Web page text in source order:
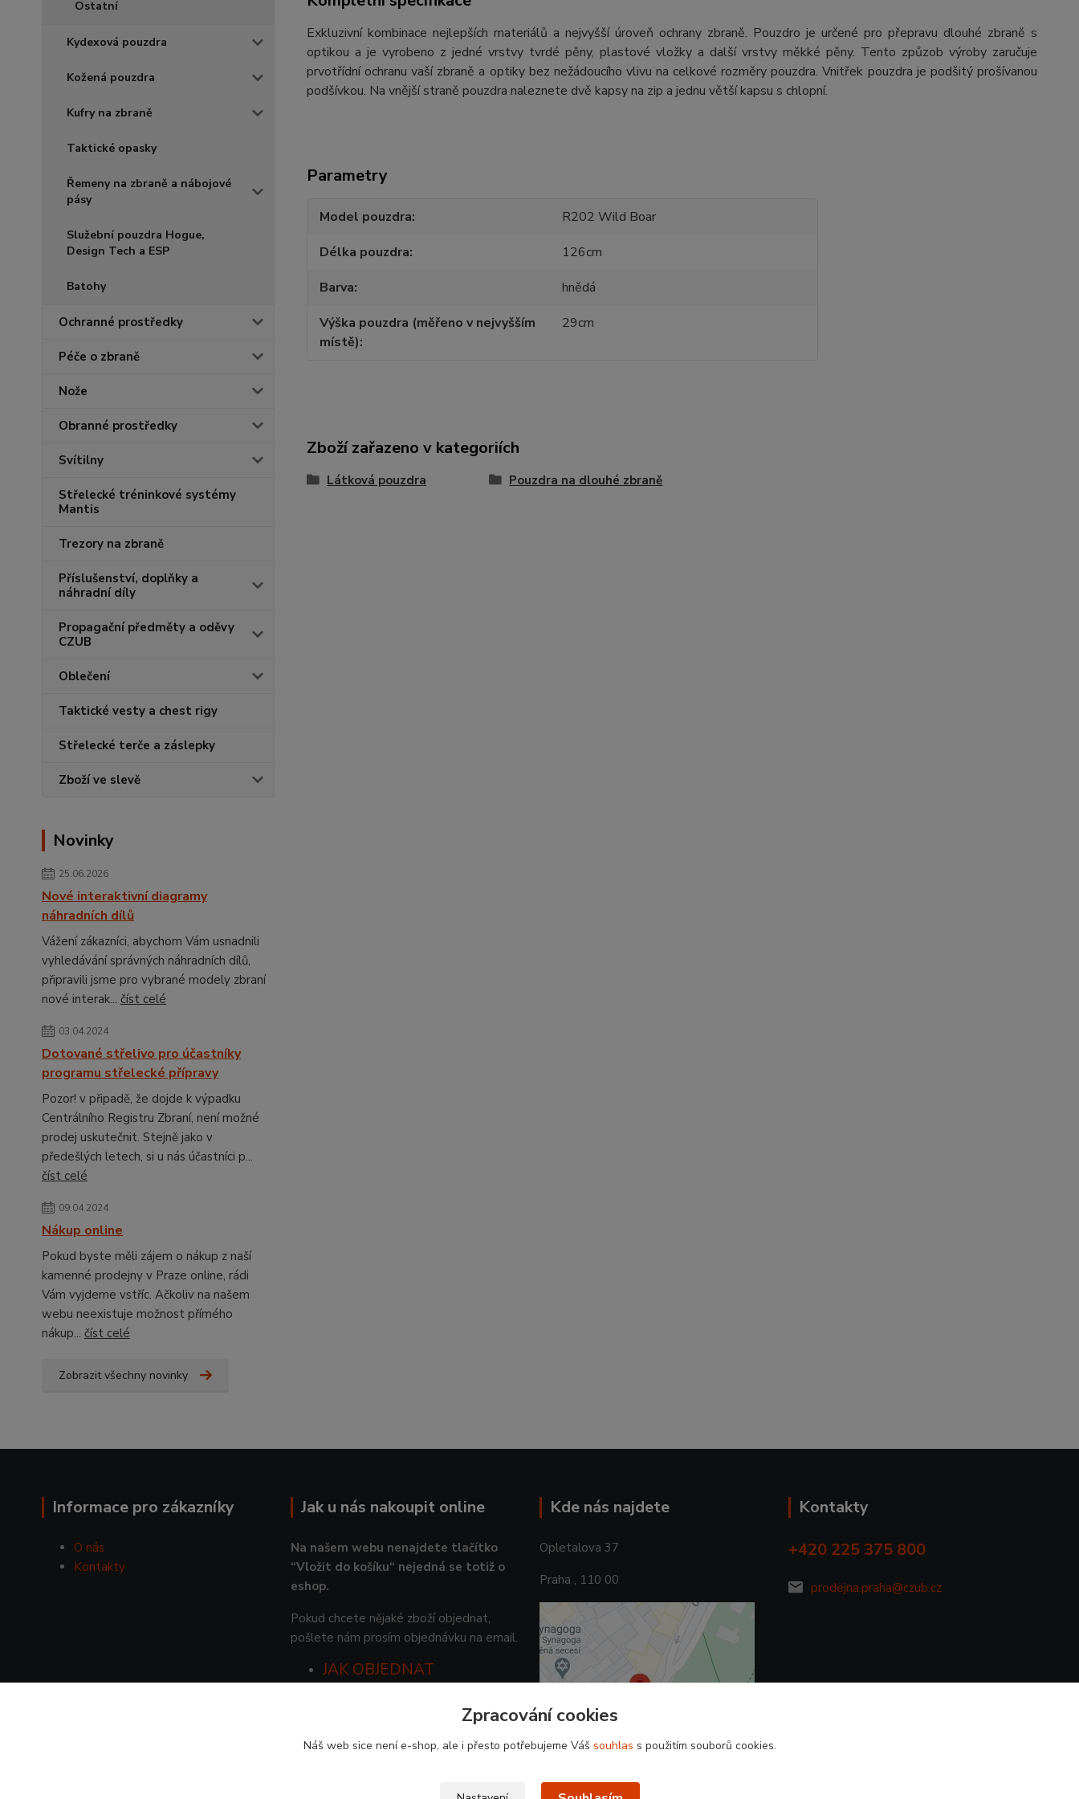
Ostatní
Kydexová pouzdra
Kožená pouzdra
Kufry na zbraně
Taktické opasky
Řemeny na zbraně a nábojové
pásy
Služební pouzdra Hogue,
Design Tech a ESP
Batohy
Ochranné prostředky
Péče o zbraně
Nože
Obranné prostředky
Svítilny
Střelecké tréninkové systémy
Mantis
Trezory na zbraně
Příslušenství, doplňky a
náhradní díly
Propagační předměty a oděvy
CZUB
Oblečení
Taktické vesty a chest rigy
Střelecké terče a záslepky
Zboží ve slevě
Novinky
25.06.2026
Nové interaktivní diagramy
náhradních dílů
Vážení zákazníci, abychom Vám usnadnili
vyhledávání správných náhradních dílů,
připravili jsme pro vybrané modely zbraní
nové interak... číst celé
03.04.2024
Dotované střelivo pro účastníky
programu střelecké přípravy
Pozor! v připadě, že dojde k výpadku
Centrálního Registru Zbraní, není možné
prodej uskutečnit. Stejně jako v
předešlých letech, si u nás účastníci p...
číst celé
09.04.2024
Nákup online
Pokud byste měli zájem o nákup z naší
kamenné prodejny v Praze online, rádi
Vám vyjdeme vstříc. Ačkoliv na našem
webu neexistuje možnost přímého
nákup... číst celé
Zobrazit všechny novinky
Exkluzivní kombinace nejlepších materiálů a nejvyšší úroveň ochrany zbraně. Pouzdro je určené pro přepravu dlouhé zbraně s
optikou a je vyrobeno z jedné vrstvy tvrdé pěny, plastové vložky a další vrstvy měkké pěny. Tento způzob výroby zaručuje
prvotřídní ochranu vaší zbraně a optiky bez nežádoucího vlivu na celkové rozměry pouzdra. Vnitřek pouzdra je podšitý prošívanou
podšívkou. Na vnější straně pouzdra naleznete dvě kapsy na zip a jednu větší kapsu s chlopní.
Parametry
Model pouzdra
R202 Wild Boar
Délka pouzdra
126cm
Barva
hnědá
Výška pouzdra (měřeno v nejvyšším
místě)
29cm
Zboží zařazeno v kategoriích
Látková pouzdra Pouzdra na dlouhé zbraně
Informace pro zákazníky
O nás
Kontakty
Jak u nás nakoupit online
Na našem webu nenajdete tlačítko
“Vložit do košíku“ nejedná se totiž o
eshop.
Pokud chcete nějaké zboží objednat,
pošlete nám prosím objednávku na email.
JAK OBJEDNAT
Kde nás najdete
Opletalova 37
Praha , 110 00
Kontakty
+420 225 375 800
prodejna.praha@czub.cz
Zpracování cookies
Náš web sice není e-shop, ale i přesto potřebujeme Váš souhlas s použitím souborů cookies.